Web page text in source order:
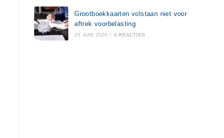
Grootboekkaarten volstaan niet voor
aftrek voorbelasting
25 JUNI 2026 / 0 REACTIES